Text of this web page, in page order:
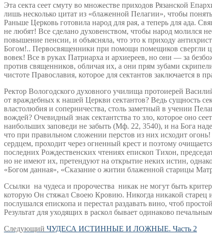
Эта секта сеет смуту во множестве приходов Рязанской
лишь несколько цитат из «блаженной Пелагии», чтобы
Раньше Церковь готовила народ для рая, а теперь для ада.
не любят! Все сделано духовенством, чтобы народ молился
повышение пенсии, и объясняла, что это к приходу
Богом!.. Первосвященники при помощи помещиков свергли
вовек! Все в руках Патриарха и архиереев, но они — за
против священников, обличая их, а они прям зубами
чистоте Православия, которое для сектантов заключается в
Ректор Вологодского духовного училища протоиерей
от враждебных к нашей Церкви сектантов? Ведь сущность
властолюбия и соперничества, столь заметный в учении
вождей? Очевидный знак сектантства то зло, которое оно
наибольших заповеди не забыть (Мф. 22, 3540), и на Бога
что при правильном сложении перстов из них исходит
сердцем, проходит через огненный крест и поэтому
последних Рождественских чтениях епископ Тихон,
но не имеют их, претендуют на открытие неких истин,
«Богом данная», «Сказание о житии блаженной старицы
Ссылки на чудеса и пророчества никак не могут быть
которую Он стяжал Своею Кровию. Никогда никакой старец
послушался епископа и перестал раздавать вино, чтоб
Результат для уходящих в раскол бывает одинаково
Навигация
Следующий Следующая
ЧУДЕСА ИСТИННЫЕ И ЛОЖНЫЕ. Часть 2